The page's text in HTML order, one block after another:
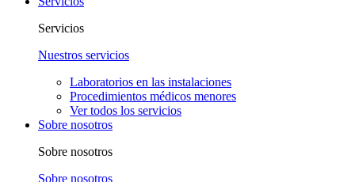
Servicios
Nuestros servicios
Laboratorios en las instalaciones
Procedimientos médicos menores
Ver todos los servicios
Sobre nosotros
Sobre nosotros
Sobre nosotros